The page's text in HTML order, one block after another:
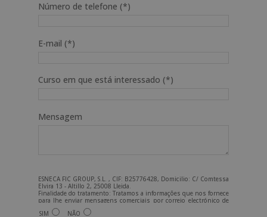
Número de telefone (*)
E-mail (*)
Curso em que está interessado (*)
Mensagem
ESNECA FIC GROUP, S.L. , CIF: B25776428, Domicilio: C/ Comtessa
Elvira 13 - Altillo 2, 25008 Lleida.
Finalidade do tratamento: Tratamos a informações que nos fornece
para lhe enviar mensagens comerciais por correio electrónico de
tipo comercial relacionadas com os produtos oferecidos e outros
produtos que possam ser do seu interesse. Legitimação do
SIM NÃO